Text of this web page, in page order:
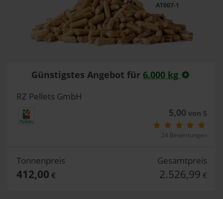
AT007-1
Günstigstes Angebot für 6.000 kg
RZ Pellets GmbH
5,00 von 5
24 Bewertungen
Tonnenpreis
412,00 €
Gesamtpreis
2.526,99 €